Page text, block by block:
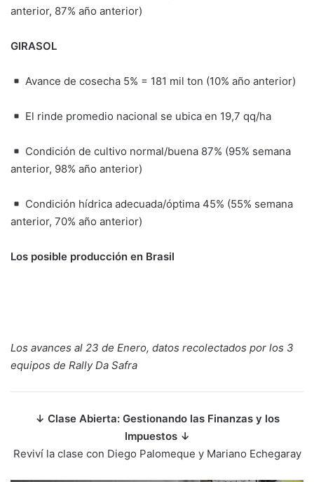
anterior, 87% año anterior)
GIRASOL
Avance de cosecha 5% = 181 mil ton (10% año anterior)
El rinde promedio nacional se ubica en 19,7 qq/ha
Condición de cultivo normal/buena 87% (95% semana
anterior, 98% año anterior)
Condición hídrica adecuada/óptima 45% (55% semana
anterior, 70% año anterior)
Los posible producción en Brasil
Los avances al 23 de Enero, datos recolectados por los 3
equipos de Rally Da Safra
↓ Clase Abierta: Gestionando las Finanzas y los
Impuestos ↓
Reviví la clase con Diego Palomeque y Mariano Echegaray